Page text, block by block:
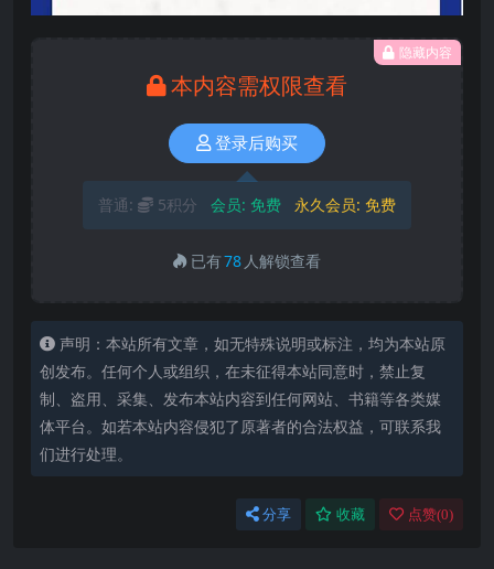
隐藏内容
本内容需权限查看
登录后购买
普通: 5积分 会员: 免费 永久会员: 免费
已有78 人解锁查看
声明：本站所有文章，如无特殊说明或标注，均为本站原
创发布。任何个人或组织，在未征得本站同意时，禁止复
制、盗用、采集、发布本站内容到任何网站、书籍等各类媒
体平台。如若本站内容侵犯了原著者的合法权益，可联系我
们进行处理。
分享 收藏 点赞(0)